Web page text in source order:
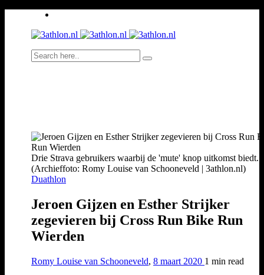
Drie Strava gebruikers waarbij de 'mute' knop uitkomst biedt.
(Archieffoto: Romy Louise van Schooneveld | 3athlon.nl)
Duathlon
Jeroen Gijzen en Esther Strijker
zegevieren bij Cross Run Bike Run
Wierden
Romy Louise van Schooneveld, 8 maart 2020 1 min read